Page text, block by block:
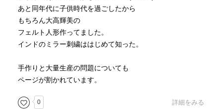
あと同年代に子供時代を過ごしたから
もちろん大高輝美の
フェルト人形作ってました。
インドのミラー刺繍ははじめて知った。
手作りと大量生産の問題についても
ページが割かれています。
0 詳細をみる